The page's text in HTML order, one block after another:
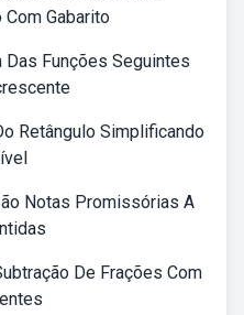
Gabarito
Das Funções Seguintes
Retângulo Simplificando
Notas Promissórias A
De Frações Com